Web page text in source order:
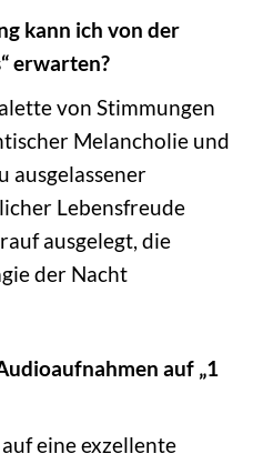
kann ich von der
erwarten?
von Stimmungen
Melancholie und
ausgelassener
Lebensfreude
ausgelegt, die
der Nacht
auf „1
eine exzellente